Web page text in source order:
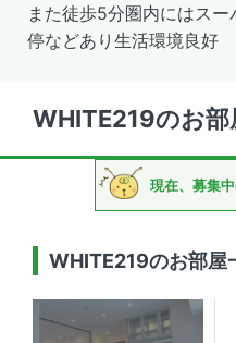
また徒歩5分圏内にはス
停などあり生活環境良好
WHITE219のお部
現在、募集
WHITE219のお部屋